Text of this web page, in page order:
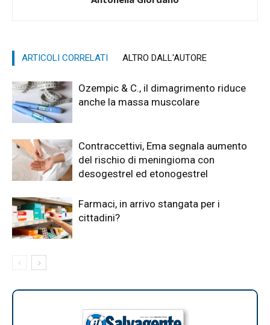
ARTICOLI CORRELATI ALTRO DALL'AUTORE
Ozempic & C., il dimagrimento riduce
anche la massa muscolare
Contraccettivi, Ema segnala aumento
del rischio di meningioma con
desogestrel ed etonogestrel
Farmaci, in arrivo stangata per i
cittadini?